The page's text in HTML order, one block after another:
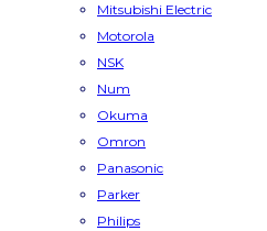
Mitsubishi Electric
Motorola
NSK
Num
Okuma
Omron
Panasonic
Parker
Philips